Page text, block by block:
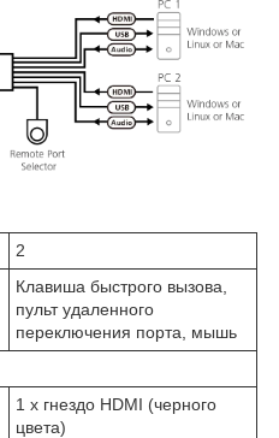
2
Клавиша быстрого вызова,
пульт удаленного
переключения порта, мышь
1 x гнездо HDMI (черного
цвета)